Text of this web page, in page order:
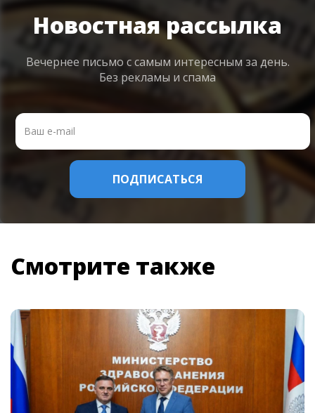
Новостная рассылка
Вечернее письмо с самым интересным за день.
Без рекламы и спама
Смотрите также